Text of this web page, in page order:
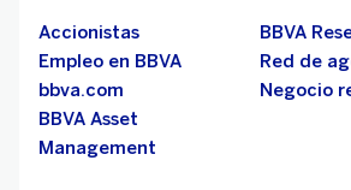
Accionistas
BBVA
Empleo en BBVA
Red de
bbva.com
Negocio
BBVA Asset
Management